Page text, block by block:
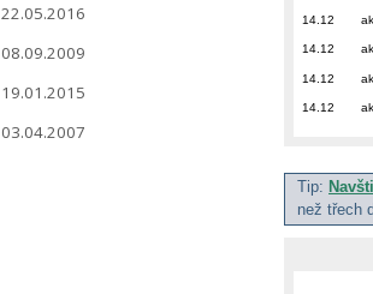
22.05.2016
08.09.2009
19.01.2015
03.04.2007
14.12
14.12
14.12
14.12
Tip:
než třech